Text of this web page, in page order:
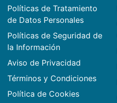
Políticas de Tratamiento
de Datos Personales
Políticas de Seguridad de
la Información
Aviso de Privacidad
Términos y Condiciones
Política de Cookies